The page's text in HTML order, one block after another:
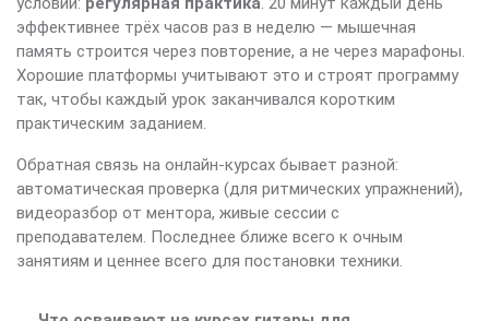
эффективнее трёх часов раз в неделю — мышечная
память строится через повторение, а не через марафоны.
Хорошие платформы учитывают это и строят программу
так, чтобы каждый урок заканчивался коротким
практическим заданием.
Обратная связь на онлайн-курсах бывает разной:
автоматическая проверка (для ритмических упражнений),
видеоразбор от ментора, живые сессии с
преподавателем. Последнее ближе всего к очным
занятиям и ценнее всего для постановки техники.